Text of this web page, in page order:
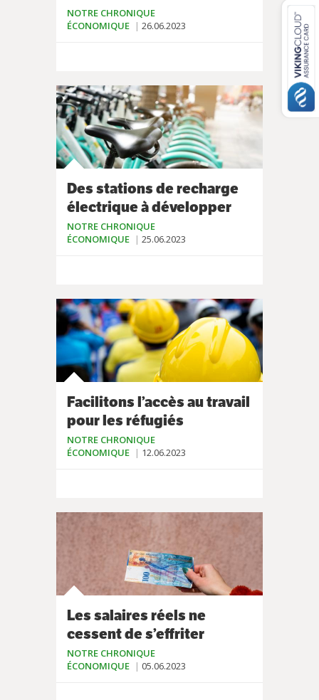
NOTRE CHRONIQUE
ÉCONOMIQUE
26.06.2023
Des stations de recharge
électrique à développer
NOTRE CHRONIQUE
ÉCONOMIQUE
25.06.2023
Facilitons l’accès au travail
pour les réfugiés
NOTRE CHRONIQUE
ÉCONOMIQUE
12.06.2023
Les salaires réels ne
cessent de s’effriter
NOTRE CHRONIQUE
ÉCONOMIQUE
05.06.2023